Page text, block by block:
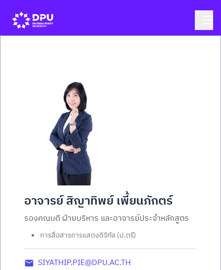
อาจารย์ สิญาทิพย์ เพี้ยนภักตร์
รองคณบดี ฝ่ายบริหาร และอาจารย์ประจำหลักสูตร
การสื่อสารการแสดงดิจิทัล (ป.ตรี)
SIYATHIP.PIE@DPU.AC.TH